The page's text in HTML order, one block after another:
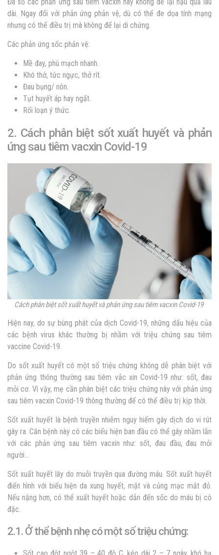
Đa số các phản ứng sau tiêm vacxin này không để lại hậu quả lâu
dài. Ngay đối với phản ứng phản vệ, dù có thể đe dọa tính mạng
nhưng có thể điều trị mà không để lại di chứng.
Các phản ứng sốc phản vệ:
Mề đay, phù mạch nhanh.
Khó thở, tức ngực, thở rít.
Đau bụng/ nôn.
Tụt huyết áp hay ngất.
Rối loạn ý thức.
2. Cách phân biệt sốt xuất huyết và phản
ứng sau tiêm vacxin Covid-19
Cách phân biệt sốt xuất huyết và phản ứng sau tiêm vacxin Covid-19
Hiện nay, do sự bùng phát của dịch Covid-19, những dấu hiệu của
các bệnh virus khác thường bị nhầm với triệu chứng sau tiêm
vaccine Covid-19.
Do sốt xuất huyết có một số triệu chứng không dễ phân biệt với
phản ứng thông thường sau tiêm vắc xin Covid-19 như: sốt, đau
mỏi cơ. Vì vậy, mẹ cần phân biệt các triệu chứng này với phản ứng
sau tiêm vacxin Covid-19 thông thường để có thể điều trị kịp thời.
Sốt xuất huyết là bệnh truyền nhiễm nguy hiểm gây dịch do vi rút
gây ra. Căn bệnh này có các biểu hiện ban đầu có thể gây nhầm lẫn
với các phản ứng sau tiêm vacxin như: sốt, đau đầu, đau mỏi
người…
Sốt xuất huyết lây do muỗi truyền qua đường máu. Sốt xuất huyết
điển hình với biểu hiện da xung huyết, mặt và củng mạc mắt đỏ.
Nếu nặng hơn, có thể xuất huyết hoặc dẫn đến sốc do máu bị cô
đặc.
2.1. Ở thể bệnh nhẹ có một số triệu chứng: